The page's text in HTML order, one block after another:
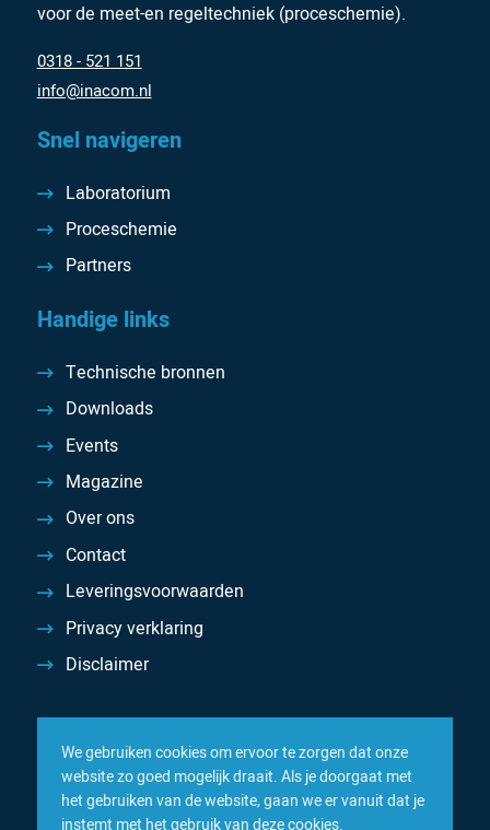
voor de meet-en regeltechniek (proceschemie).
0318 - 521 151
info@inacom.nl
Snel navigeren
Laboratorium
Proceschemie
Partners
Handige links
Technische bronnen
Downloads
Events
Magazine
Over ons
Contact
Leveringsvoorwaarden
Privacy verklaring
Disclaimer
We gebruiken cookies om ervoor te zorgen dat onze
website zo goed mogelijk draait. Als je doorgaat met
het gebruiken van de website, gaan we er vanuit dat je
instemt met het gebruik van deze cookies.